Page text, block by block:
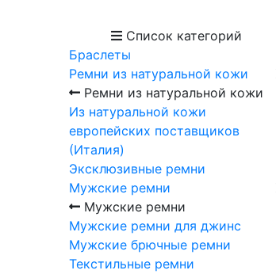
Список категорий
Браслеты
Ремни из натуральной кожи
Ремни из натуральной кожи
Из натуральной кожи
европейских поставщиков
(Италия)
Эксклюзивные ремни
Мужские ремни
Мужские ремни
Мужские ремни для джинс
Мужские брючные ремни
Текстильные ремни